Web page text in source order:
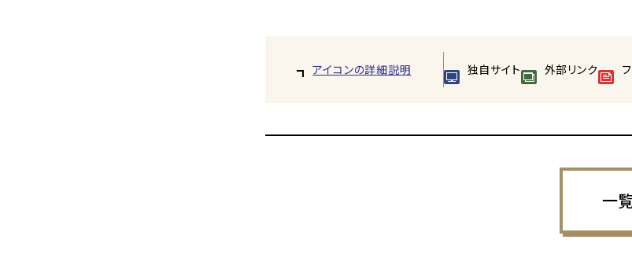
アイコンの詳細説明 独自サイト 外部リンク
一